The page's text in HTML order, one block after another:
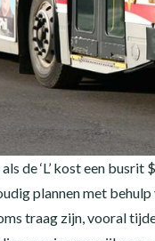
de ‘L’ kost een
plannen met
traag zijn, vooral